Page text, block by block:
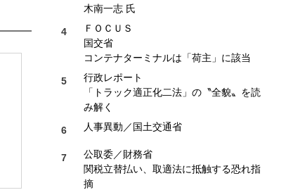
木南一志 氏
ＦＯＣＵＳ
国交省
コンテナターミナルは「荷主」に該当
行政レポート
「トラック適正化二法」の〝全貌〟を読
み解く
人事異動／国土交通省
公取委／財務省
関税立替払い、取適法に抵触する恐れ指
摘